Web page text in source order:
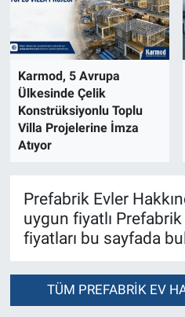
Karmod, 5 Avrupa
Ülkesinde Çelik
Konstrüksiyonlu Toplu
Villa Projelerine İmza
Atıyor
Prefabrik Evler
uygun fiyatlı
fiyatları bu sayfada
TÜM PREFABRIK EV